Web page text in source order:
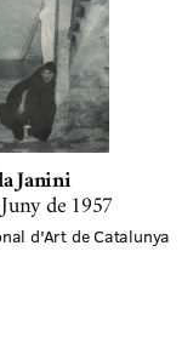
Janini
de 1957
d'Art de Catalunya